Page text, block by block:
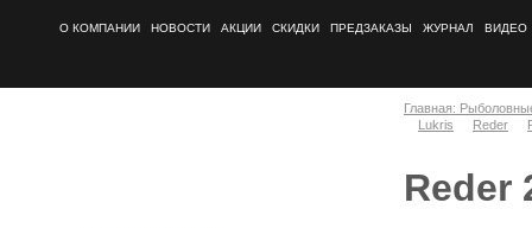
О КОМПАНИИ НОВОСТИ АКЦИИ СКИДКИ ПРЕДЗАКАЗЫ ЖУРНАЛ ВИДЕО
Главная:
Lukris
Reder
Reder